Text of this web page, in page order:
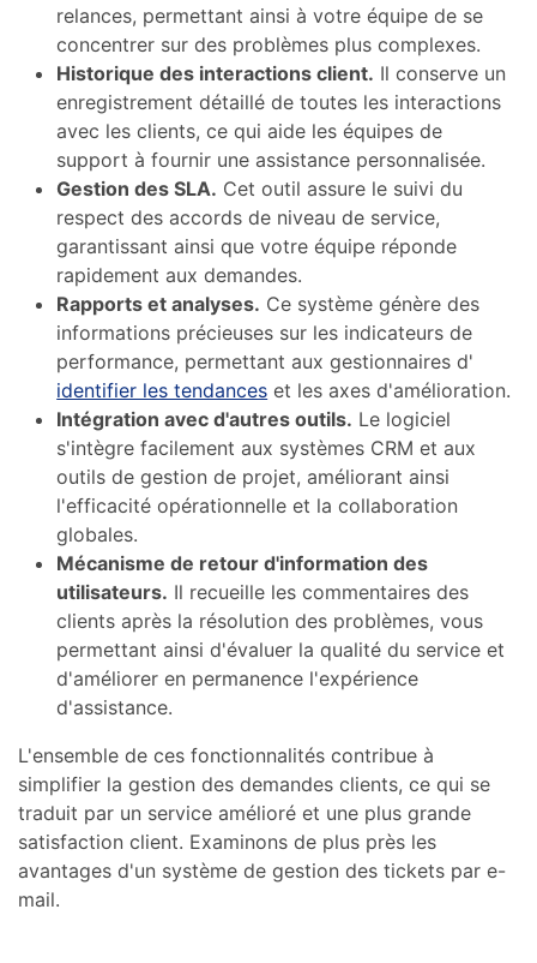
relances, permettant ainsi à votre équipe de se
concentrer sur des problèmes plus complexes.
Historique des interactions client. Il conserve un
enregistrement détaillé de toutes les interactions
avec les clients, ce qui aide les équipes de
support à fournir une assistance personnalisée.
Gestion des SLA. Cet outil assure le suivi du
respect des accords de niveau de service,
garantissant ainsi que votre équipe réponde
rapidement aux demandes.
Rapports et analyses. Ce système génère des
informations précieuses sur les indicateurs de
performance, permettant aux gestionnaires d'
identifier les tendances et les axes d'amélioration.
Intégration avec d'autres outils. Le logiciel
s'intègre facilement aux systèmes CRM et aux
outils de gestion de projet, améliorant ainsi
l'efficacité opérationnelle et la collaboration
globales.
Mécanisme de retour d'information des
utilisateurs. Il recueille les commentaires des
clients après la résolution des problèmes, vous
permettant ainsi d'évaluer la qualité du service et
d'améliorer en permanence l'expérience
d'assistance.
L'ensemble de ces fonctionnalités contribue à
simplifier la gestion des demandes clients, ce qui se
traduit par un service amélioré et une plus grande
satisfaction client. Examinons de plus près les
avantages d'un système de gestion des tickets par e-
mail.